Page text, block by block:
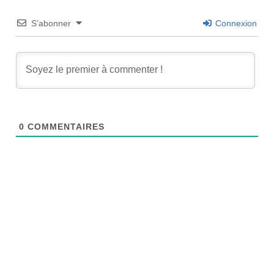
S’abonner Connexion
0 COMMENTAIRES